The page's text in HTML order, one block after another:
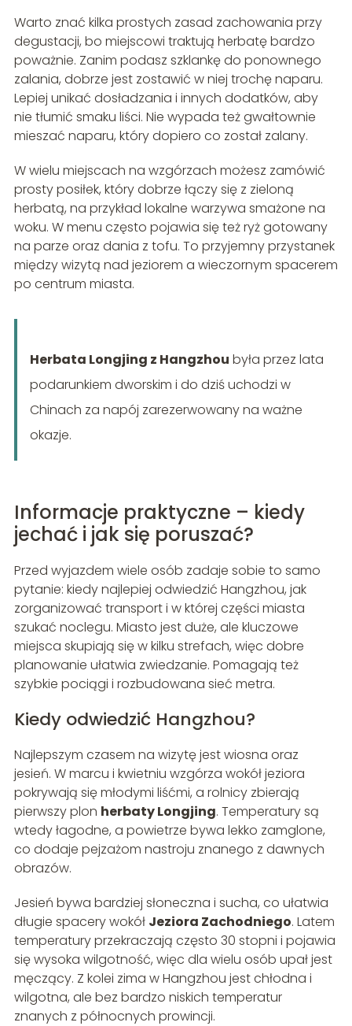
Warto znać kilka prostych zasad zachowania przy
degustacji, bo miejscowi traktują herbatę bardzo
poważnie. Zanim podasz szklankę do ponownego
zalania, dobrze jest zostawić w niej trochę naparu.
Lepiej unikać dosładzania i innych dodatków, aby
nie tłumić smaku liści. Nie wypada też gwałtownie
mieszać naparu, który dopiero co został zalany.
W wielu miejscach na wzgórzach możesz zamówić
prosty posiłek, który dobrze łączy się z zieloną
herbatą, na przykład lokalne warzywa smażone na
woku. W menu często pojawia się też ryż gotowany
na parze oraz dania z tofu. To przyjemny przystanek
między wizytą nad jeziorem a wieczornym spacerem
po centrum miasta.
Herbata Longjing z Hangzhou była przez lata
podarunkiem dworskim i do dziś uchodzi w
Chinach za napój zarezerwowany na ważne
okazje.
Informacje praktyczne – kiedy
jechać i jak się poruszać?
Przed wyjazdem wiele osób zadaje sobie to samo
pytanie: kiedy najlepiej odwiedzić Hangzhou, jak
zorganizować transport i w której części miasta
szukać noclegu. Miasto jest duże, ale kluczowe
miejsca skupiają się w kilku strefach, więc dobre
planowanie ułatwia zwiedzanie. Pomagają też
szybkie pociągi i rozbudowana sieć metra.
Kiedy odwiedzić Hangzhou?
Najlepszym czasem na wizytę jest wiosna oraz
jesień. W marcu i kwietniu wzgórza wokół jeziora
pokrywają się młodymi liśćmi, a rolnicy zbierają
pierwszy plon herbaty Longjing. Temperatury są
wtedy łagodne, a powietrze bywa lekko zamglone,
co dodaje pejzażom nastroju znanego z dawnych
obrazów.
Jesień bywa bardziej słoneczna i sucha, co ułatwia
długie spacery wokół Jeziora Zachodniego. Latem
temperatury przekraczają często 30 stopni i pojawia
się wysoka wilgotność, więc dla wielu osób upał jest
męczący. Z kolei zima w Hangzhou jest chłodna i
wilgotna, ale bez bardzo niskich temperatur
znanych z północnych prowincji.